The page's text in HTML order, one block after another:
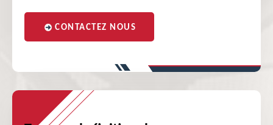
CONTACTEZ NOUS